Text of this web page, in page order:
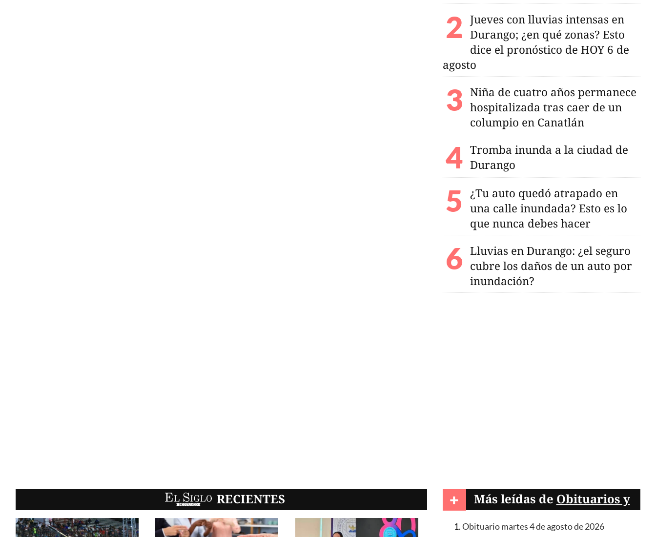
Jueves con lluvias intensas en
Durango; ¿en qué zonas? Esto
dice el pronóstico de HOY 6 de
agosto
Niña de cuatro años permanece
hospitalizada tras caer de un
columpio en Canatlán
Tromba inunda a la ciudad de
Durango
¿Tu auto quedó atrapado en
una calle inundada? Esto es lo
que nunca debes hacer
Lluvias en Durango: ¿el seguro
cubre los daños de un auto por
inundación?
EL SIGLO RECIENTES + Más leídas de Obituarios y
condolencias
Obituario martes 4 de agosto de 2026